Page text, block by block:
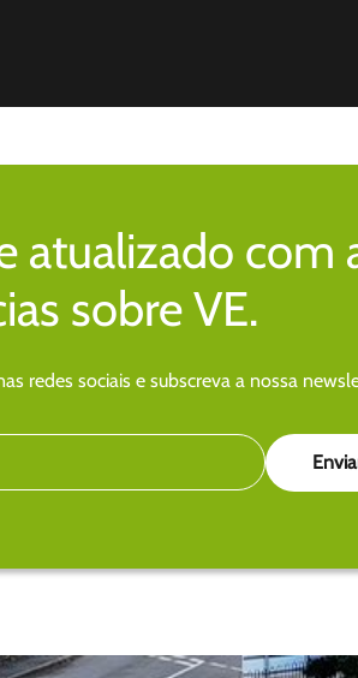
atualizado com
sobre VE.
redes sociais e subscreva a nossa